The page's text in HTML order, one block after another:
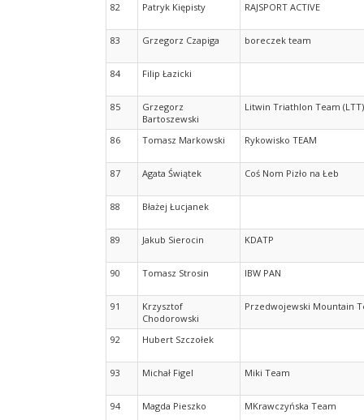
82 Patryk Kiępisty RAJSPORT ACTIVE
83 Grzegorz Czapiga boreczek team
84 Filip Łazicki
85
Grzegorz
Bartoszewski
Litwin Triathlon Team (LTT)
86 Tomasz Markowski Rykowisko TEAM
87 Agata Świątek Coś Nom Pizło na Łeb
88 Błażej Łucjanek
89 Jakub Sierocin KDATP
90 Tomasz Strosin IBW PAN
91
Krzysztof
Chodorowski
Przedwojewski Mountain
92 Hubert Szczołek
93 Michał Figel Miki Team
94 Magda Pieszko MKrawczyńska Team